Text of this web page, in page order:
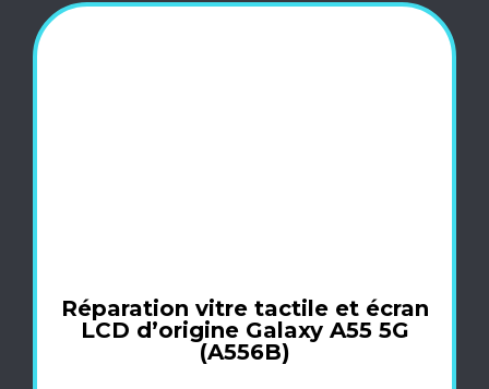
Réparation vitre tactile et écran
LCD d’origine Galaxy A55 5G
(A556B)